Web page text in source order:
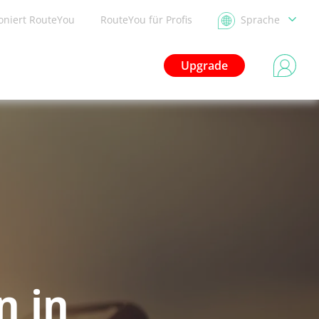
RouteYou RouteYou für Profis Sprache
Upgrade
in